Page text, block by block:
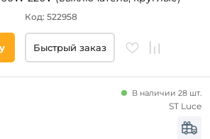
Код: 522958
Быстрый заказ
В наличии 28 шт.
ST Luce